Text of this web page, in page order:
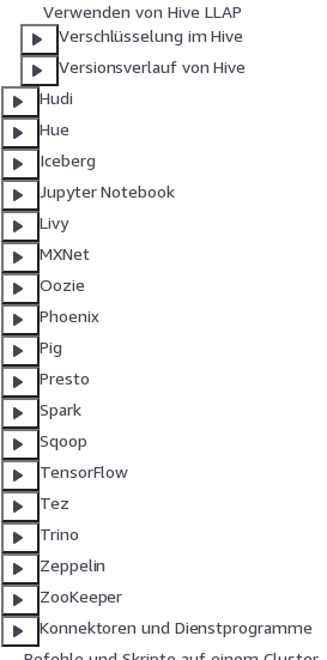
Verwenden von Hive LLAP
Verschlüsselung im Hive
Versionsverlauf von Hive
Hudi
Hue
Iceberg
Jupyter Notebook
Livy
MXNet
Oozie
Phoenix
Pig
Presto
Spark
Sqoop
TensorFlow
Tez
Trino
Zeppelin
ZooKeeper
Konnektoren und Dienstprogramme